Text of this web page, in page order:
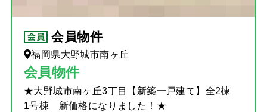
会員物件
福岡県大野城市南ヶ丘
会員物件
★大野城市南ヶ丘3丁目【新築一戸建て】全2棟
1号棟 新価格になりました！★